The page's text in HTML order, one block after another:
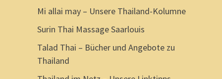
Mi allai may – Unsere Thailand-Kolumne
Surin Thai Massage Saarlouis
Talad Thai – Bücher und Angebote zu
Thailand